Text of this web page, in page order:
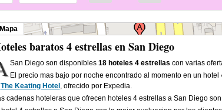
Mapa
baratos 4 estrellas en San Diego
San Diego son disponibles18 hoteles 4 estrellas con varias
El precio mas bajo por noche encontrado al momento en un
The Keating Hotel , ofrecido por Expedia.
cadenas hoteleras que ofrecen hoteles 4 estrellas a San Diego son